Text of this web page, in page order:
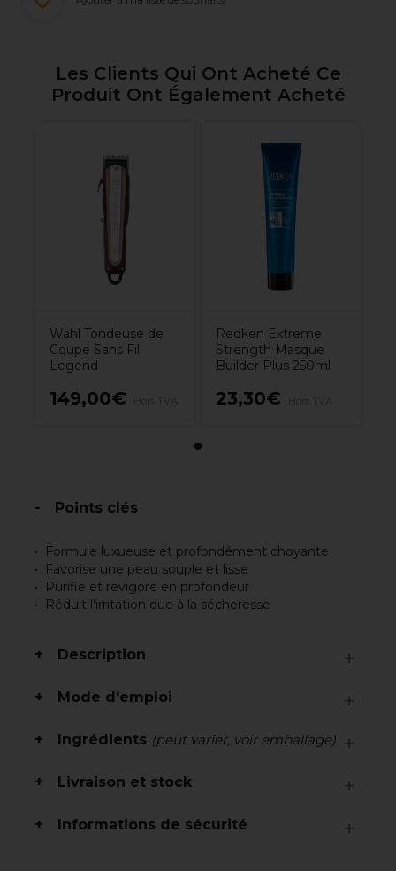
Les Clients Qui Ont Acheté Ce
Produit Ont Également Acheté
Wahl Tondeuse de
Coupe Sans Fil
Legend
149,00€
Redken Extreme
Strength Masque
Builder Plus 250ml
23,30€
Points clés
Formule luxueuse et profondément choyante
Favorise une peau souple et lisse
Purifie et revigore en profondeur
Réduit l'irritation due à la sécheresse
Description
Mode d'emploi
Ingrédients (peut varier, voir emballage)
Livraison et stock
Informations de sécurité